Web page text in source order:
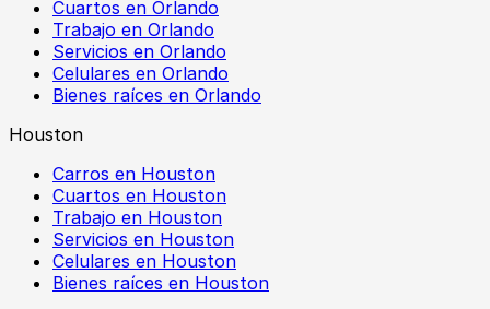
Cuartos en Orlando
Trabajo en Orlando
Servicios en Orlando
Celulares en Orlando
Bienes raíces en Orlando
Houston
Carros en Houston
Cuartos en Houston
Trabajo en Houston
Servicios en Houston
Celulares en Houston
Bienes raíces en Houston